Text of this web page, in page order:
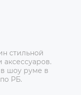
стильной
в шоу руме в
РБ.